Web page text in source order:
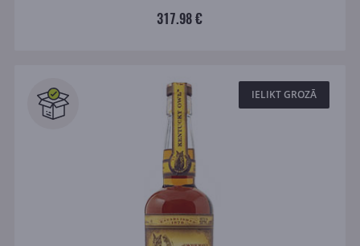
317.98 €
IELIKT GROZĀ